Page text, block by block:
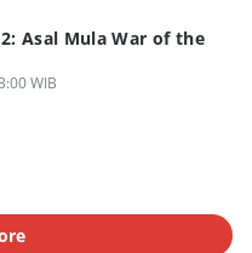
Asal Mula War of the
WIB